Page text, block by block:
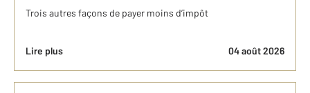
Trois autres façons de payer moins d’impôt
Lire plus 04 août 2026